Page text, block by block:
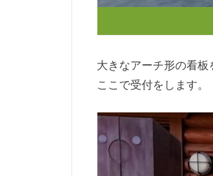
大きなアーチ形の看板
ここで受付をします。